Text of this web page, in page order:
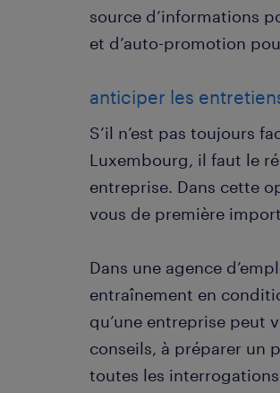
source d’informations
et d’auto-promotion
anticiper les
S’il n’est pas toujours
Luxembourg, il faut le
entreprise. Dans cette
vous de première
Dans une agence
entraînement en
qu’une entreprise peut
conseils, à préparer un
toutes les